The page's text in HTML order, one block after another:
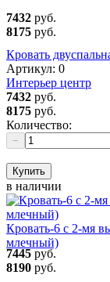
7432 руб.
8175 руб.
Кровать
Артикул: 0
Интерьер центр
7432 руб.
8175 руб.
Количество:
−
Купить
в наличии
Кровать-6 с 2-мя
млечный)
7445 руб.
8190 руб.